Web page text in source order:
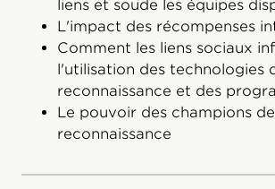
liens et soude les équipes
L'impact des récompenses
Comment les liens sociaux
l'utilisation des technologies
reconnaissance et des
Le pouvoir des champions
reconnaissance